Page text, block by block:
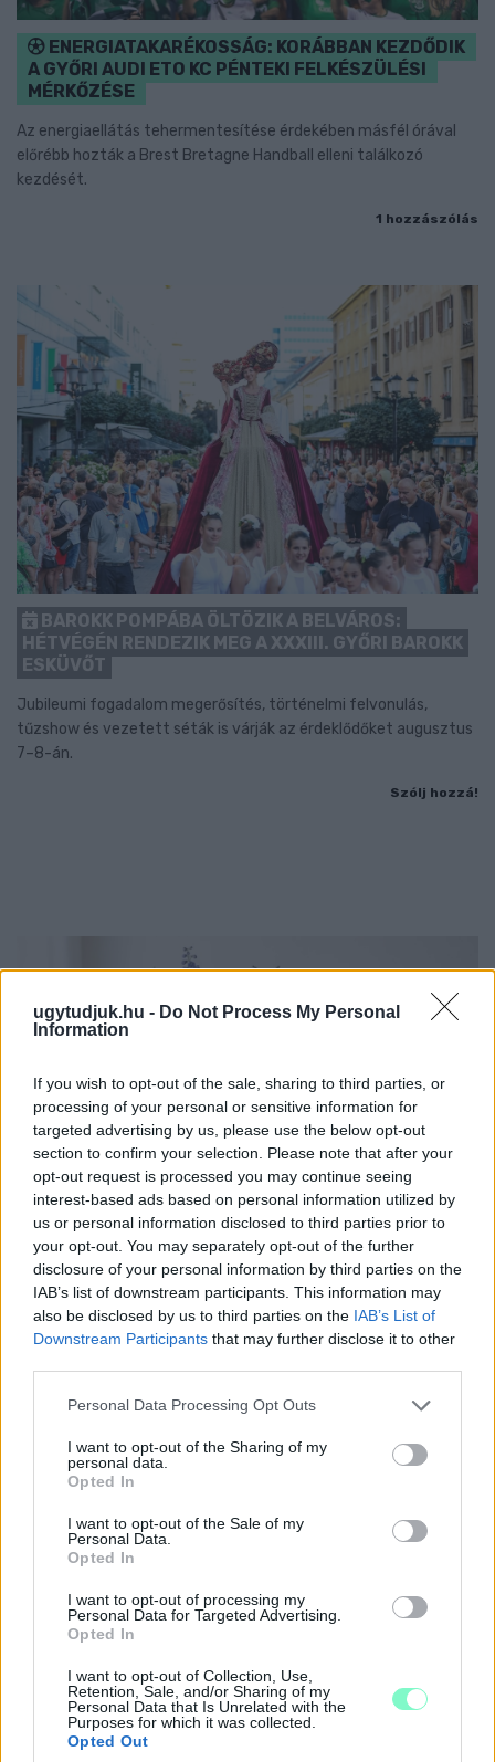
ugytudjuk.hu - Do Not Process My Personal
Information
If you wish to opt-out of the sale, sharing to third parties, or
processing of your personal or sensitive information for
targeted advertising by us, please use the below opt-out
section to confirm your selection. Please note that after your
opt-out request is processed you may continue seeing
interest-based ads based on personal information utilized by
us or personal information disclosed to third parties prior to
your opt-out. You may separately opt-out of the further
disclosure of your personal information by third parties on the
IAB’s list of downstream participants. This information may
also be disclosed by us to third parties on the IAB’s List of
Downstream Participants that may further disclose it to other
Please note that this website/app uses one or more Google
not limited to your visit or usage behaviour. You may click to
grant or deny consent to Google and its third-party tags to
use your data for below specified purposes in below Google
consent section.
Personal Data Processing Opt Outs
I want to opt-out of the Sharing of my
personal data.
Opted In
I want to opt-out of the Sale of my
Personal Data.
Opted In
I want to opt-out of processing my
Personal Data for Targeted Advertising.
Opted In
I want to opt-out of Collection, Use,
Retention, Sale, and/or Sharing of my
Personal Data that Is Unrelated with the
Purposes for which it was collected.
Opted Out
ENERGIATAKARÉKOSSÁG: KORÁBBAN KEZDŐDIK
A GYŐRI AUDI ETO KC PÉNTEKI FELKÉSZÜLÉSI
MÉRKŐZÉSE
Az energiaellátás tehermentesítése érdekében másfél órával
előrébb hozták a Brest Bretagne Handball elleni találkozó
kezdését.
1 hozzászólás
BAROKK POMPÁBA ÖLTÖZIK A BELVÁROS:
HÉTVÉGÉN RENDEZIK MEG A XXXIII. GYŐRI BAROKK
ESKÜVŐT
Jubileumi fogadalom megerősítés, történelmi felvonulás,
tűzshow és vezetett séták is várják az érdeklődőket augusztus
7–8-án.
Szólj hozzá!
EXTRA: A VÁSÁRCSARNOKBAN NYITJA ÚJ ÉVADÁT
A GYŐRI FILHARMONIKUS ZENEKAR
A „Zenélő piac” című különleges koncerttel szeptember 7-én